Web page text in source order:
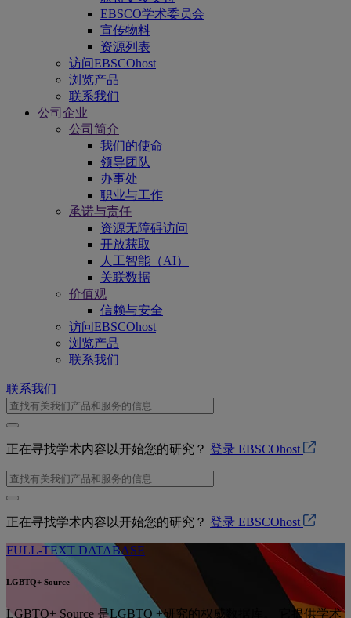
EBSCO学术委员会
宣传物料
资源列表
访问EBSCOhost
浏览产品
联系我们
公司企业
公司简介
我们的使命
领导团队
办事处
职业与工作
承诺与责任
资源无障碍访问
开放获取
人工智能（AI）
关联数据
价值观
信赖与安全
访问EBSCOhost
浏览产品
联系我们
联系我们
正在寻找学术内容以开始您的研究？ 登录 EBSCOhost
正在寻找学术内容以开始您的研究？ 登录 EBSCOhost
FULL-TEXT DATABASE
LGBTQ+ Source
LGBTQ+ Source 是LGBTQ +研究的权威数据库。 它提供学术